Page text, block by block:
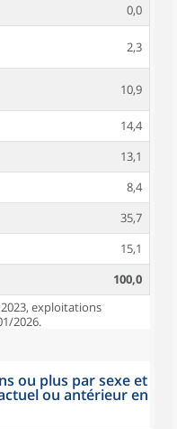
0,0
2,3
10,9
14,4
13,1
8,4
35,7
15,1
100,0
exploitations
2026.
ou plus par sexe et
ou antérieur en